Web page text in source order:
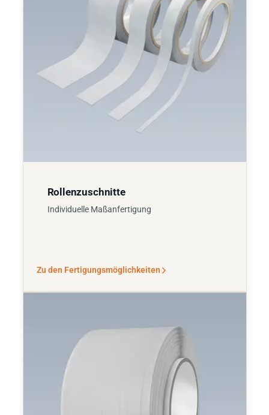
Rollenzuschnitte
Individuelle Maßanfertigung
Zu den Fertigungsmöglichkeiten